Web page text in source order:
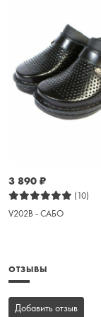
3 890 ₽
(10)
V202B - САБО
ОТЗЫВЫ
Добавить отзыв